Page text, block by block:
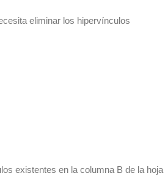
eliminar los hipervínculos
existentes en la columna B de la hoja